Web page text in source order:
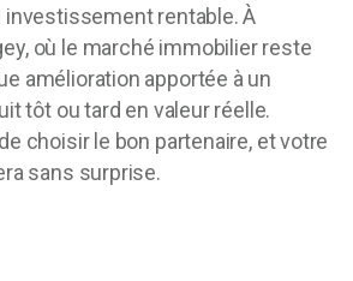
investissement rentable. À
où le marché immobilier reste
amélioration apportée à un
tôt ou tard en valeur réelle.
choisir le bon partenaire, et votre
sans surprise.